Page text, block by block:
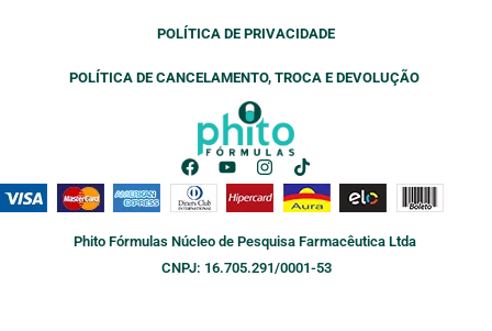
POLÍTICA DE PRIVACIDADE
POLÍTICA DE CANCELAMENTO, TROCA E DEVOLUÇÃO
F
a
c
e
b
o
o
Y
o
u
t
u
b
e
I
n
s
t
a
g
r
T
i
k
t
o
k
Phito Fórmulas Núcleo de Pesquisa Farmacêutica Ltda
CNPJ: 16.705.291/0001-53